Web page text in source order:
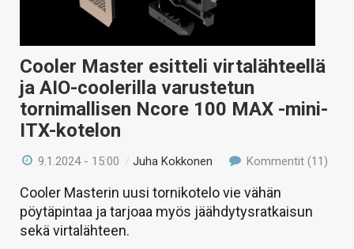
Cooler Master esitteli virtalähteellä
ja AIO-coolerilla varustetun
tornimallisen Ncore 100 MAX -mini-
ITX-kotelon
9.1.2024 - 15:00 /Juha Kokkonen Kommentit (11)
Cooler Masterin uusi tornikotelo vie vähän
pöytäpintaa ja tarjoaa myös jäähdytysratkaisun
sekä virtalähteen.